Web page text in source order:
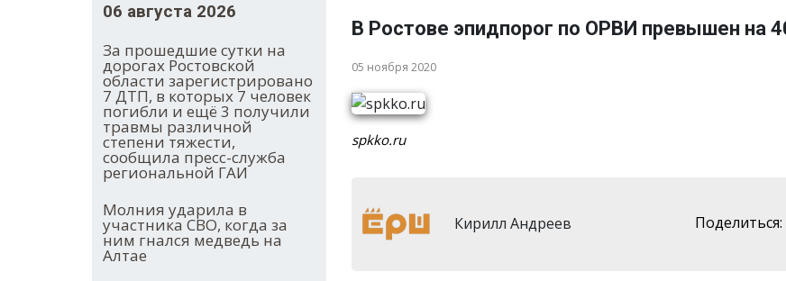
06 августа 2026
За прошедшие сутки на
дорогах Ростовской
области зарегистрировано
7 ДТП, в которых 7 человек
погибли и ещё 3 получили
травмы различной
степени тяжести,
сообщила пресс-служба
региональной ГАИ
Молния ударила в
участника СВО, когда за
ним гнался медведь на
Алтае
В Ростове эпидпорог по ОРВИ превышен на
05 ноября 2020
spkko.ru
Кирилл Андреев Поделиться: